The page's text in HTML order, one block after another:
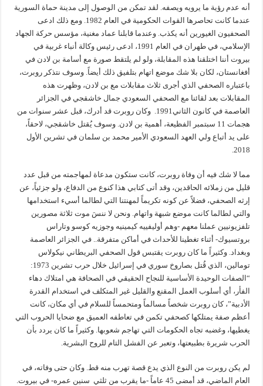
أنه عدم رؤية ما يرويه ويصفه. لقد تمكن من الوصول إلى مدينة حماة السورية
عندما كانت تحاصرها القوات الحكومية في العام 1982. ومع ذلك ادعى
الصحفيون الغيورين أنه يكذب. وعندما قابلنا عماد مغنية، مؤسس حركة الجهاد
الإسلامي، في طهران في العام 1991، ادعى رئيس وكالة أنباء غربية في
بيروت أننا اختلقنا هذه المقابلة، ولو لم يلتقط صورة مع أسامة بن لادن في
أفغانستان، لكان بلا شك موضع اتهام بتلفيق ذلك أيضاً. وسوف نتذكر روبرت،
باعتباره الصحفي الذي أجرى ثلاث مقابلات مع بن لادن، وظهرت هذه
المقابلات بعد لقائنا مع الصحفي السعودي جمال خاشقجي في الجزائر
العاصمة في كانون الثاني1991. وكان روبرت قد أدرك، قبل عشر سنوات من
هجمات 11 سبتمبر الفظيعة، أهمية بن لادن. وسوف يُقتل خاشقجي، لاحقاً،
على يد أتباع ولي العهد السعودي الأمير محمد بن سلمان في تشرين الأول
2018.
مما لا شك فيه أن وفاة روبرت، كانت ستكون مدعاة لمهاجمته من قبل عدد
قليل من زملائه الحاقدين، وقد أتى كتابي هذا كنوع من الدفاع، ولو جزئياً، عن
إرثه الصحفي، فضلاً عن كونه تكريماً لمهنتنا التي لطالما أسيء استخدامها
والتي لطالما كانت موضع شبهة واتهام. ونحن لا ننسَ موت ثلاثة مصورين
تلفزيونيين عملنا معهم -وهم أوليفييه كيمينيه وجوزيه كوسو وتاراس
بروتسيوك- أثناء تغطينا للأحداث في أماكن متفرقة.. في الجزائر العاصمة
وبغداد. وكثيراً ما كان روبرت يقتبس قول الصحفي البريطاني نيكولاس
تومالين، الذي قُتل بصاروخ سوري في إسرائيل خلال حرب تشرين 1973:
“الصفات الوحيدة الأساسية للنجاح الحقيقي في الصحافة هي امتلاك دهاء
الفأر، أي أسلوب العمل المقنع والقليل غير المتكلف في استخدام القدرة
الأدبية”، كان روبرت شخصاً مسالماً ومتحمساً للسلام في أي مكان، كانت
أعظم صفة يمتلكها كصحفي تكمن في تعاطفه العميق مع ضحايا الحروب التي
يغطيها، وغضبه تجاه الحكومات التي تهاجم شعوبها. وكثيراً ما كان يردد بأن
الحرب شريرة بطبيعتها، وتعبر عن الفشل التام للروح البشرية.
لم يكن روبرت من النوع الذي يدع قصة تهرب منه قط. وكان حتى وفاته، في
العام الماضي، قد أمضى 45 عاماً -ما يقرب من ثلثي سنين عمره- في بيروت.